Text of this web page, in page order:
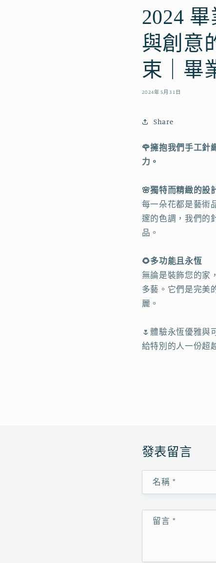
2024
與創意
束｜畢
2024年5月31日
Share
🌹擁抱我們手工針
力。
🌸獨特而精緻的設
每一朵花都是藝術
邃的色調，我們的
品。
🌻多功能且永恆
無論是裝飾您的家
多藝。它們是完美
麗。
🌷 體驗永恆優雅與
給特別的人一份超
發表留言
名稱 *
留言 *